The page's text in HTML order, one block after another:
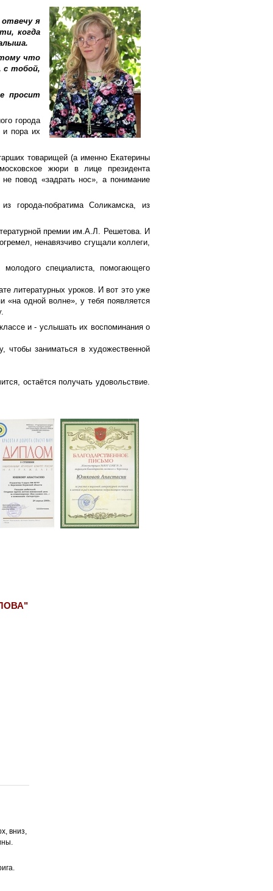
я
когда
что
с тобой,
просит
города
и пора их
товарищей (а именно Екатерины
жюри в лице президента
повод «задрать нос», а понимание
города-побратима Соликамска, из
премии им.А.Л. Решетова. И
ненавязчиво сгущали коллеги,
специалиста, помогающего
литературных уроков. И вот это уже
«на одной волне», у тебя появляется
и - услышать их воспоминания о
чтобы заниматься в художественной
остаётся получать удовольствие.
вниз,